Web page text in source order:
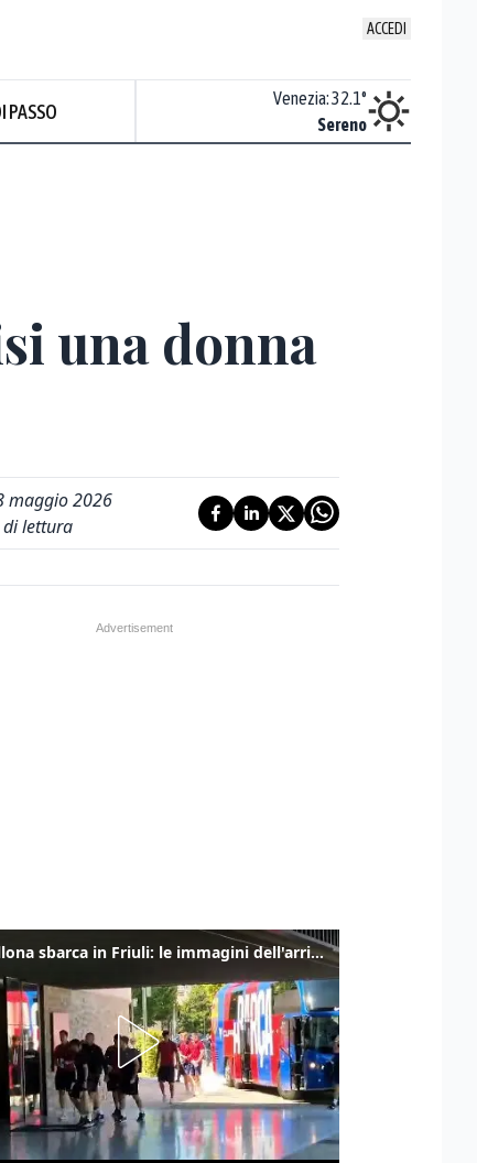
ACCEDI
PASSO
Sereno
Venezia:32.1°
Sereno
una donna
maggio 2026
di lettura
Il Barcellona sbarca in Friuli: le immagini dell'arrivo in albergo